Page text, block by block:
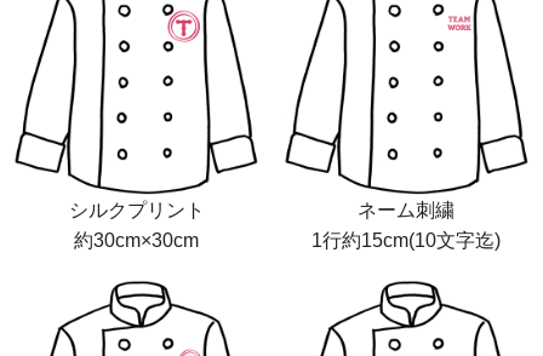
シルクプリント
約30cm×30cm
ネーム刺繍
1行約15cm(10文字迄)